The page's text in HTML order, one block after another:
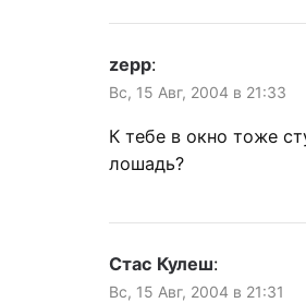
zepp:
Вс, 15 Авг, 2004 в 21:33
К тебе в окно тоже
лошадь?
Стас Кулеш:
Вс, 15 Авг, 2004 в 21:31